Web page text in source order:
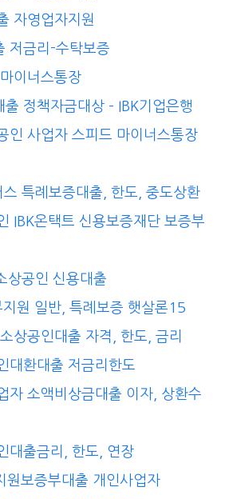
자영업자지원
저금리-수탁보증
이너스통장
정책자금대상 – IBK기업은행
인 사업자 스피드 마이너스통장
특례보증대출, 한도, 중도상환
IBK온택트 신용보증재단 보증부
상공인 신용대출
지원 일반, 특례보증 햇살론15
상공인대출 자격, 한도, 금리
대환대출 저금리한도
자 소액비상금대출 이자, 상환수
대출금리, 한도, 연장
원보증부대출 개인사업자